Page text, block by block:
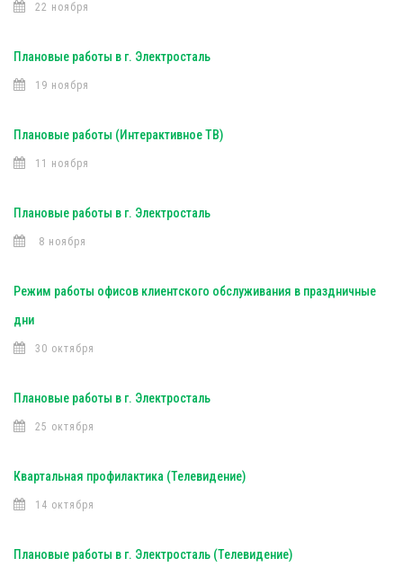
22 ноября
Плановые работы в г. Электросталь
19 ноября
Плановые работы (Интерактивное ТВ)
11 ноября
Плановые работы в г. Электросталь
8 ноября
Режим работы офисов клиентского обслуживания в праздничные
дни
30 октября
Плановые работы в г. Электросталь
25 октября
Квартальная профилактика (Телевидение)
14 октября
Плановые работы в г. Электросталь (Телевидение)